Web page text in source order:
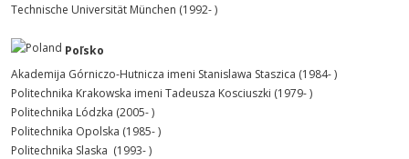
Technische Universität München (1992- )
Poľsko
Akademija Górniczo-Hutnicza imeni Stanislawa Staszica (1984- )
Politechnika Krakowska imeni Tadeusza Kosciuszki (1979- )
Politechnika Lódzka (2005- )
Politechnika Opolska (1985- )
Politechnika Slaska (1993- )